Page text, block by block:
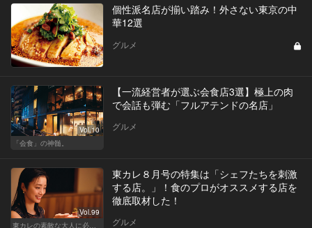
個性派名店が揃い踏み！外さない東京の中
華12選
グルメ
Vol.10
「会食」の神髄。
【一流経営者が選ぶ会食店3選】極上の肉
で会話も弾む「フルアテンドの名店」
グルメ
Vol.99
東カレ８月号の特集は「シェフたちを刺激
する店。」！食のプロがオススメする店を
徹底取材した！
グルメ